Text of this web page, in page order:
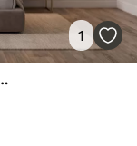
1
naturales y tranquilos